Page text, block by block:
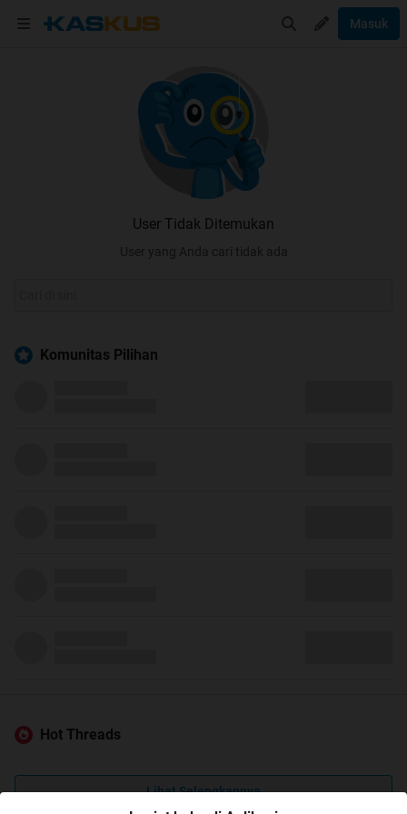
Masuk
User Tidak Ditemukan
User yang Anda cari tidak ada
Komunitas Pilihan
Hot Threads
Lihat Selengkapnya